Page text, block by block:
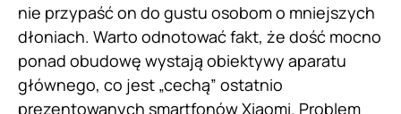
nie przypaść on do gustu osobom o mniejszych
dłoniach. Warto odnotować fakt, że dość mocno
ponad obudowę wystają obiektywy aparatu
głównego, co jest „cechą” ostatnio
prezentowanych smartfonów Xiaomi. Problem